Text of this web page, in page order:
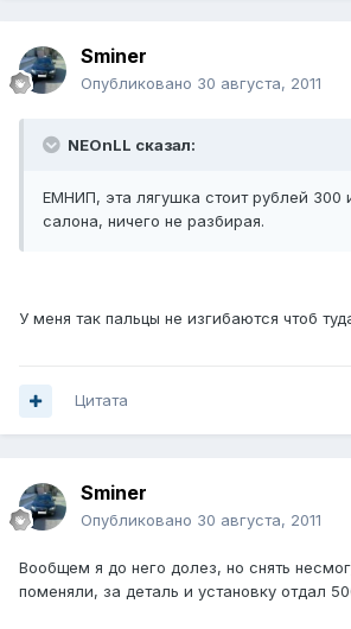
Sminer
Опубликовано 30 августа, 2011
NEOnLL сказал:
ЕМНИП, эта лягушка стоит рублей 300
салона, ничего не разбирая.
У меня так пальцы не изгибаются чтоб
Цитата
Sminer
Опубликовано 30 августа, 2011
Вообщем я до него долез, но снять
поменяли, за деталь и установку отдал